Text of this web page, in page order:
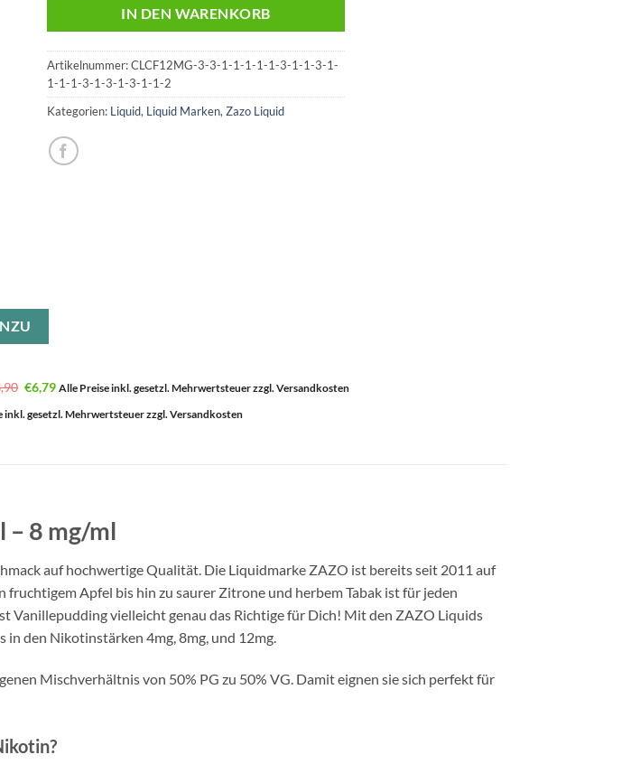
IN DEN WARENKORB
Artikelnummer:CLCF12MG-3-3-1-1-1-1-1-3-1-1-3-1-
1-1-1-3-1-3-1-3-1-1-2
Kategorien: Liquid, Liquid Marken, Zazo Liquid
Ursprünglicher
Preis
€8,90
€6,79Aktueller
Preis
ist:
€6,79.
Alle Preise inkl. gesetzl. Mehrwertsteuer zzgl. Versandkosten
inkl. gesetzl. Mehrwertsteuer zzgl. Versandkosten
– 8 mg/ml
auf hochwertige Qualität. Die Liquidmarke ZAZO ist bereits seit 2011 auf
Apfel bis hin zu saurer Zitrone und herbem Tabak ist für jeden
Vanillepudding vielleicht genau das Richtige für Dich! Mit den ZAZO Liquids
in den Nikotinstärken 4mg, 8mg, und 12mg.
Mischverhältnis von 50% PG zu 50% VG. Damit eignen sie sich perfekt für